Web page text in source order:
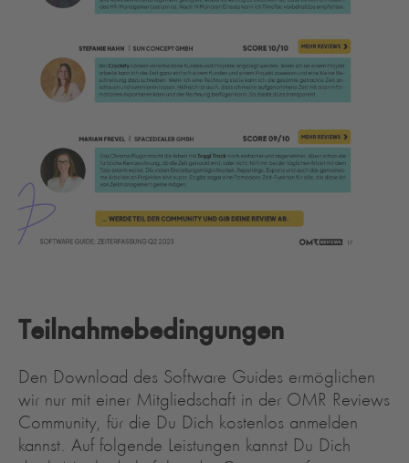
Teilnahmebedingungen
Den Download des Software Guides ermöglichen
wir nur mit einer Mitgliedschaft in der OMR Reviews
Community, für die Du Dich kostenlos anmelden
kannst. Auf folgende Leistungen kannst Du Dich